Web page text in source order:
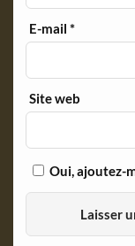
E-mail*
Site web
Oui, ajoutez-